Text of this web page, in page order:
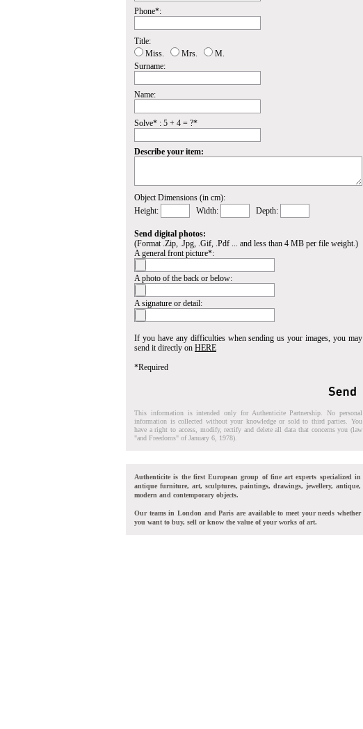
Phone*:
Title:
Miss.
Mrs.
M.
Surname:
Name:
Solve* : 5 + 4 = ?*
Describe your item:
Object Dimensions (in cm):
Height:
Width: Depth:
Send digital photos:
(Format .Zip, .Jpg, .Gif, .Pdf ... and less than 4 MB per file weight.)
A general front picture*:
A photo of the back or below:
A signature or detail:
If you have any difficulties when sending us your images, you may
send it directly on HERE
*Required
This information is intended only for Authenticite Partnership. No personal
information is collected without your knowledge or sold to third parties. You
have a right to access, modify, rectify and delete all data that concerns you (law
"and Freedoms" of January 6, 1978).
Authenticite is the first European group of fine art experts specialized in
antique furniture, art, sculptures, paintings, drawings, jewellery, antique,
modern and contemporary objects.
Our teams in London and Paris are available to meet your needs whether
you want to buy, sell or know the value of your works of art.